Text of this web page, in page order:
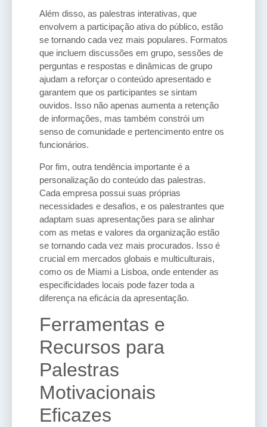
Além disso, as palestras interativas, que
envolvem a participação ativa do público, estão
se tornando cada vez mais populares. Formatos
que incluem discussões em grupo, sessões de
perguntas e respostas e dinâmicas de grupo
ajudam a reforçar o conteúdo apresentado e
garantem que os participantes se sintam
ouvidos. Isso não apenas aumenta a retenção
de informações, mas também constrói um
senso de comunidade e pertencimento entre os
funcionários.
Por fim, outra tendência importante é a
personalização do conteúdo das palestras.
Cada empresa possui suas próprias
necessidades e desafios, e os palestrantes que
adaptam suas apresentações para se alinhar
com as metas e valores da organização estão
se tornando cada vez mais procurados. Isso é
crucial em mercados globais e multiculturais,
como os de Miami a Lisboa, onde entender as
especificidades locais pode fazer toda a
diferença na eficácia da apresentação.
Ferramentas e
Recursos para
Palestras
Motivacionais
Eficazes